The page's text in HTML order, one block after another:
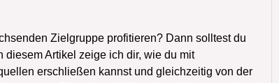
Zielgruppe profitieren? Dann solltest du
Artikel zeige ich dir, wie du mit
erschließen kannst und gleichzeitig von der